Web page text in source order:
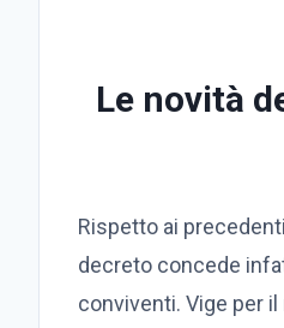
Le novità
Rispetto ai
decreto concede
conviventi. Vige per